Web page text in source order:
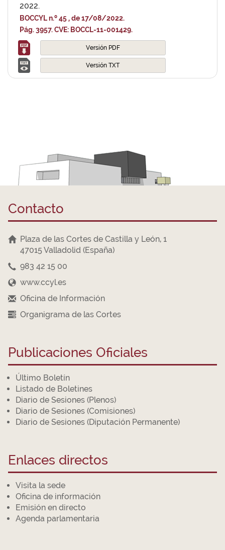
2022.
BOCCYL n.º 45 , de 17/08/2022.
Pág. 3957. CVE: BOCCL-11-001429.
Versión PDF
Versión TXT
Contacto
Plaza de las Cortes de Castilla y León, 1
47015 Valladolid (España)
983 42 15 00
www.ccyl.es
Oficina de Información
Organigrama de las Cortes
Publicaciones Oficiales
Último Boletín
Listado de Boletines
Diario de Sesiones (Plenos)
Diario de Sesiones (Comisiones)
Diario de Sesiones (Diputación Permanente)
Enlaces directos
Visita la sede
Oficina de información
Emisión en directo
Agenda parlamentaria